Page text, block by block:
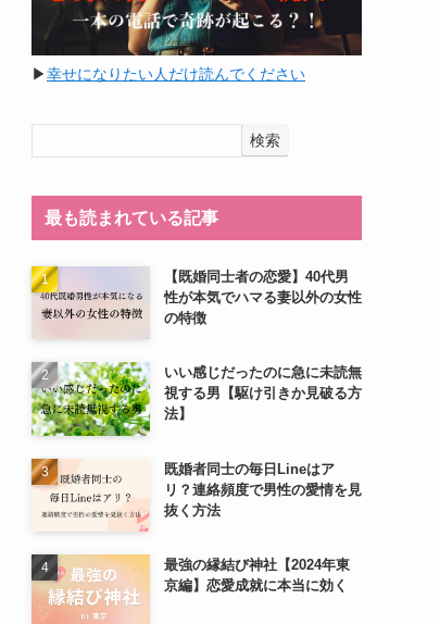
▶︎幸せになりたい人だけ読んでください
検索
最も読まれている記事
【既婚同士者の恋愛】40代男
性が本気でハマる妻以外の女性
の特徴
いい感じだったのに急に未読無
視する男【駆け引きか見破る方
法】
既婚者同士の毎日Lineはア
リ？連絡頻度で男性の愛情を見
抜く方法
最強の縁結び神社【2024年東
京編】恋愛成就に本当に効く